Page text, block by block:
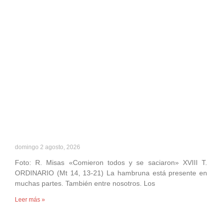
domingo 2 agosto, 2026
Foto: R. Misas «Comieron todos y se saciaron» XVIII T.
ORDINARIO (Mt 14, 13-21) La hambruna está presente en
muchas partes. También entre nosotros. Los
Leer más »